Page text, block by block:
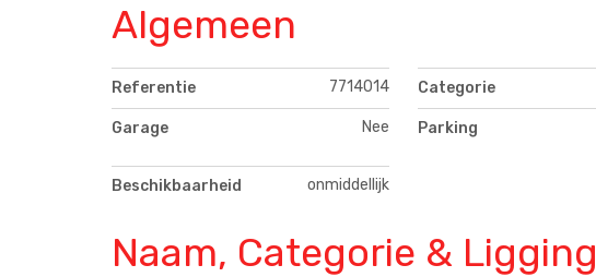
Algemeen
Referentie 7714014 Categorie
Garage Nee Parking
Beschikbaarheid onmiddellijk
Naam, Categorie & Ligging